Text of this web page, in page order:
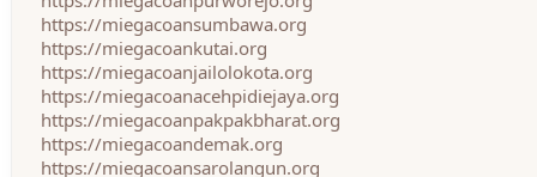
https://miegacoansumbawa.org
https://miegacoankutai.org
https://miegacoanjailolokota.org
https://miegacoanacehpidiejaya.org
https://miegacoanpakpakbharat.org
https://miegacoandemak.org
https://miegacoansarolangun.org